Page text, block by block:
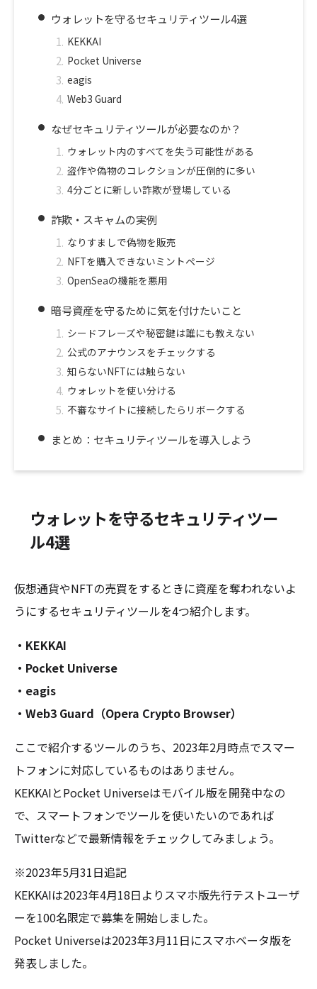
ウォレットを守るセキュリティツール4選
KEKKAI
Pocket Universe
eagis
Web3 Guard
なぜセキュリティツールが必要なのか？
ウォレット内のすべてを失う可能性がある
盗作や偽物のコレクションが圧倒的に多い
4分ごとに新しい詐欺が登場している
詐欺・スキャムの実例
なりすましで偽物を販売
NFTを購入できないミントページ
OpenSeaの機能を悪用
暗号資産を守るために気を付けたいこと
シードフレーズや秘密鍵は誰にも教えない
公式のアナウンスをチェックする
知らないNFTには触らない
ウォレットを使い分ける
不審なサイトに接続したらリボークする
まとめ：セキュリティツールを導入しよう
ウォレットを守るセキュリティツー
ル4選
仮想通貨やNFTの売買をするときに資産を奪われないよ
うにするセキュリティツールを4つ紹介します。
・KEKKAI
・Pocket Universe
・eagis
・Web3 Guard（Opera Crypto Browser）
ここで紹介するツールのうち、2023年2月時点でスマー
トフォンに対応しているものはありません。
KEKKAIとPocket Universeはモバイル版を開発中なの
で、スマートフォンでツールを使いたいのであれば
Twitterなどで最新情報をチェックしてみましょう。
※2023年5月31日追記
KEKKAIは2023年4月18日よりスマホ版先行テストユーザ
ーを100名限定で募集を開始しました。
Pocket Universeは2023年3月11日にスマホベータ版を
発表しました。